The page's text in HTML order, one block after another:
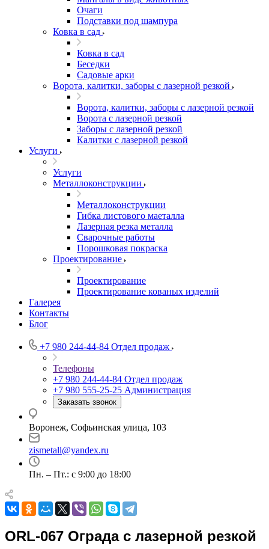
Очаги
Подставки под шампура
Ковка в сад
Ковка в сад
Беседки
Садовые арки
Ворота, калитки, заборы с лазерной резкой
Ворота, калитки, заборы с лазерной резкой
Ворота с лазерной резкой
Заборы с лазерной резкой
Калитки с лазерной резкой
Услуги
Услуги
Металлоконструкции
Металлоконструкции
Гибка листового маеталла
Лазерная резка металла
Сварочные работы
Порошковая покраска
Проектирование
Проектирование
Проектирование кованых изделий
Галерея
Контакты
Блог
+7 980 244-44-84 Отдел продаж
Телефоны
+7 980 244-44-84 Отдел продаж
+7 980 555-25-25 Администрация
Заказать звонок
Воронеж, Софьинская улица, 103
zismetall@yandex.ru
Пн. – Пт.: с 9:00 до 18:00
ORL-067 Ограда с лазерной резкой